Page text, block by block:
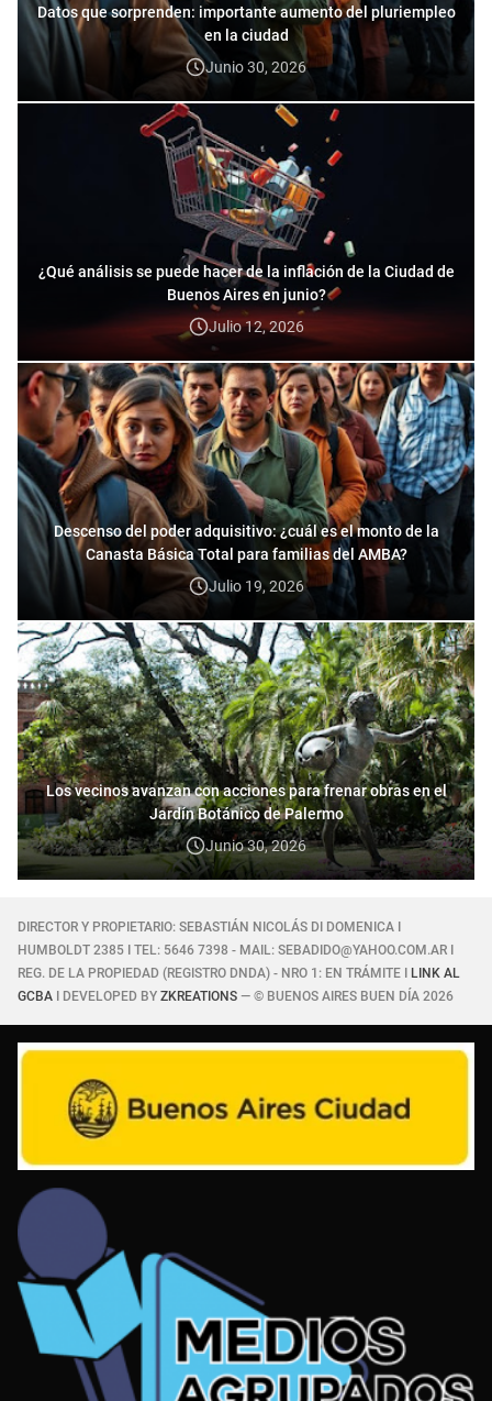
Datos que sorprenden: importante aumento del pluriempleo
en la ciudad
Junio 30, 2026
¿Qué análisis se puede hacer de la inflación de la Ciudad de
Buenos Aires en junio?
Julio 12, 2026
Descenso del poder adquisitivo: ¿cuál es el monto de la
Canasta Básica Total para familias del AMBA?
Julio 19, 2026
Los vecinos avanzan con acciones para frenar obras en el
Jardín Botánico de Palermo
Junio 30, 2026
DIRECTOR Y PROPIETARIO: SEBASTIÁN NICOLÁS DI DOMENICA I
HUMBOLDT 2385 I TEL: 5646 7398 - MAIL: SEBADIDO@YAHOO.COM.AR I
REG. DE LA PROPIEDAD (REGISTRO DNDA) - NRO 1: EN TRÁMITE I
LINK AL
GCBA I DEVELOPED BY ZKREATIONS — © BUENOS AIRES BUEN DÍA 2026